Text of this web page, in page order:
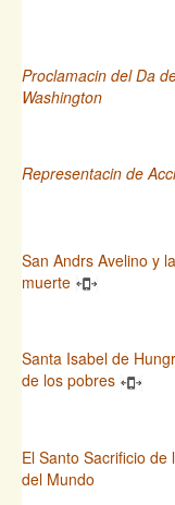
Proclamacin del Da
Washington
Representacin de
San Andrs Avelino y
muerte
Santa Isabel de
de los pobres
El Santo Sacrificio
del Mundo